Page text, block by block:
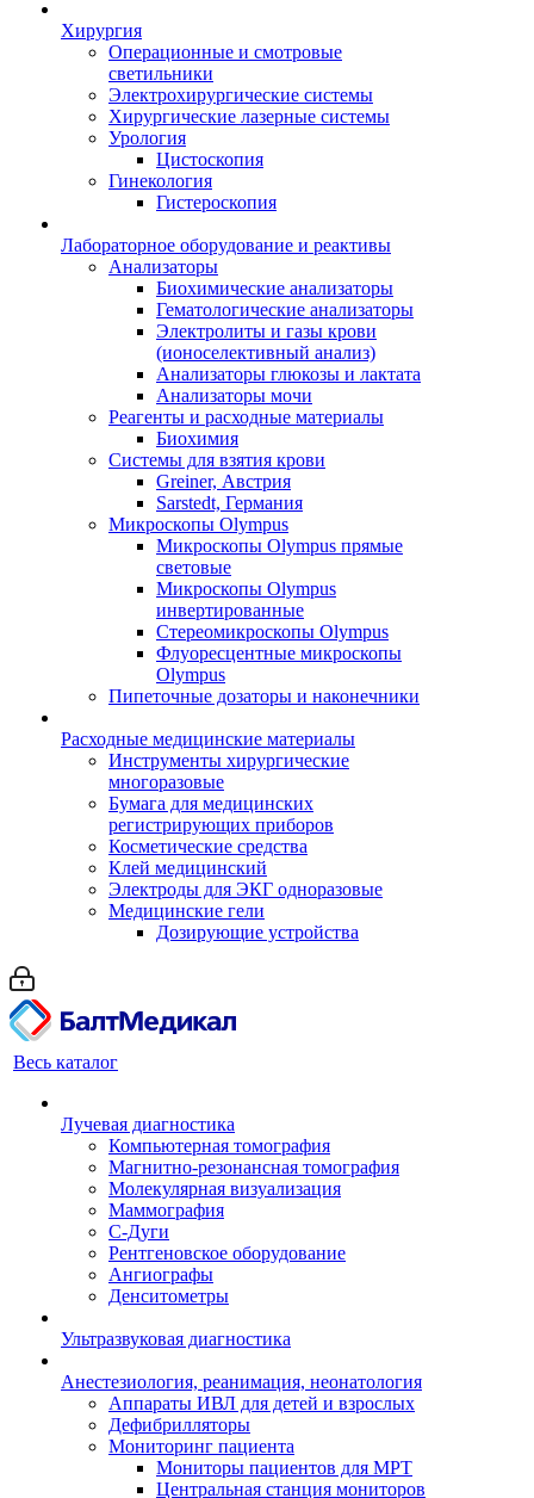
Хирургия
Операционные и смотровые
светильники
Электрохирургические системы
Хирургические лазерные системы
Урология
Цистоскопия
Гинекология
Гистероскопия
Лабораторное оборудование и реактивы
Анализаторы
Биохимические анализаторы
Гематологические анализаторы
Электролиты и газы крови
(ионоселективный анализ)
Анализаторы глюкозы и лактата
Анализаторы мочи
Реагенты и расходные материалы
Биохимия
Системы для взятия крови
Greiner, Австрия
Sarstedt, Германия
Микроскопы Olympus
Микроскопы Olympus прямые
световые
Микроскопы Olympus
инвертированные
Стереомикроскопы Olympus
Флуоресцентные микроскопы
Olympus
Пипеточные дозаторы и наконечники
Расходные медицинские материалы
Инструменты хирургические
многоразовые
Бумага для медицинских
регистрирующих приборов
Косметические средства
Клей медицинский
Электроды для ЭКГ одноразовые
Медицинские гели
Дозирующие устройства
Весь каталог
Лучевая диагностика
Компьютерная томография
Магнитно-резонансная томография
Молекулярная визуализация
Маммография
С-Дуги
Рентгеновское оборудование
Ангиографы
Денситометры
Ультразвуковая диагностика
Анестезиология, реанимация, неонатология
Аппараты ИВЛ для детей и взрослых
Дефибрилляторы
Мониторинг пациента
Мониторы пациентов для МРТ
Центральная станция мониторов